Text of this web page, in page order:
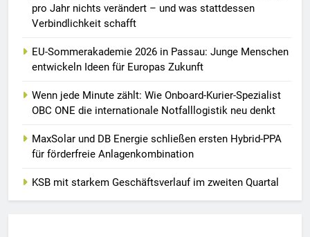
pro Jahr nichts verändert – und was stattdessen
Verbindlichkeit schafft
EU-Sommerakademie 2026 in Passau: Junge Menschen
entwickeln Ideen für Europas Zukunft
Wenn jede Minute zählt: Wie Onboard-Kurier-Spezialist
OBC ONE die internationale Notfalllogistik neu denkt
MaxSolar und DB Energie schließen ersten Hybrid-PPA
für förderfreie Anlagenkombination
KSB mit starkem Geschäftsverlauf im zweiten Quartal